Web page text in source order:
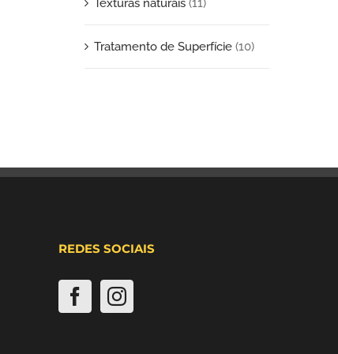
Tratamento de Superfície (10)
REDES SOCIAIS